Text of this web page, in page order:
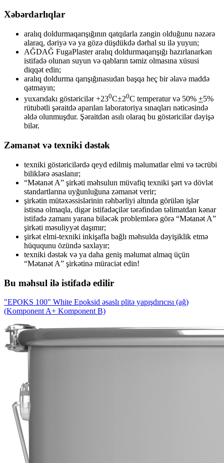
Xəbərdarlıqlar
aralıq doldurmaqarışığının qatqılarla zəngin olduğunu nəzərə
alaraq, dəriyə və ya gözə düşdükdə dərhal su ilə yuyun;
AĞDAĞ FugaPlaster aralıq doldurmaqarışığı hazırlanarkən
istifadə olunan suyun və qabların təmiz olmasına xüsusi
diqqət edin;
aralıq doldurma qarışığınasudan başqa heç bir əlavə maddə
qatmayın;
yuxarıdakı göstəricilər +230C±20C temperatur və 50% +5%
rütubətli şəraitdə aparılan laboratoriya sınaqları nəticəsində
əldə olunmuşdur. Şəraitdən asılı olaraq bu göstəricilər dəyişə
bilər.
Zəmanət və texniki dəstək
texniki göstəricilərdə qeyd edilmiş məlumatlar elmi və təcrübi
biliklərə əsaslanır;
“Mətanət A” şirkəti məhsulun müvafiq texniki şərt və dövlət
standartlarına uyğunluğuna zəmanət verir;
şirkətin mütəxəssislərinin rəhbərliyi altında görülən işlər
istisna olmaqla, digər istifadəçilər tərəfindən təlimatdan kənar
istifadə zamanı yarana biləcək problemlərə görə “Mətanət A”
şirkəti məsuliyyət daşımır;
şirkət elmi-texniki inkişafla bağlı məhsulda dəyişiklik etmə
hüququnu özündə saxlayır;
texniki dəstək və ya daha geniş məlumat almaq üçün
“Mətanət A” şirkətinə müraciət edin!
Bu məhsul ilə istifadə edilir
"EPOKS 100" White Epoksid əsaslı plitə yapışdırıcısı (ağ)
(Komponent A+ Komponent B)